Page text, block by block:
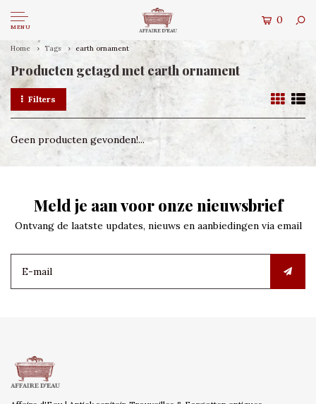
MENU
0
Home Tags earth ornament
Producten getagd met earth ornament
Filters
Geen producten gevonden!...
Meld je aan voor onze nieuwsbrief
Ontvang de laatste updates, nieuws en aanbiedingen via email